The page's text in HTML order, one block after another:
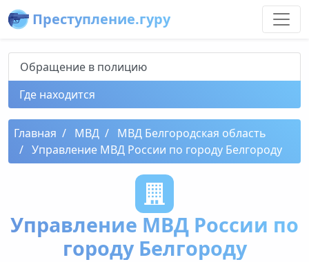
Преступление.гуру
Обращение в полицию
Где находится
Главная МВД
МВД Белгородская область
Управление МВД России по городу Белгороду
Управление МВД России по
городу Белгороду